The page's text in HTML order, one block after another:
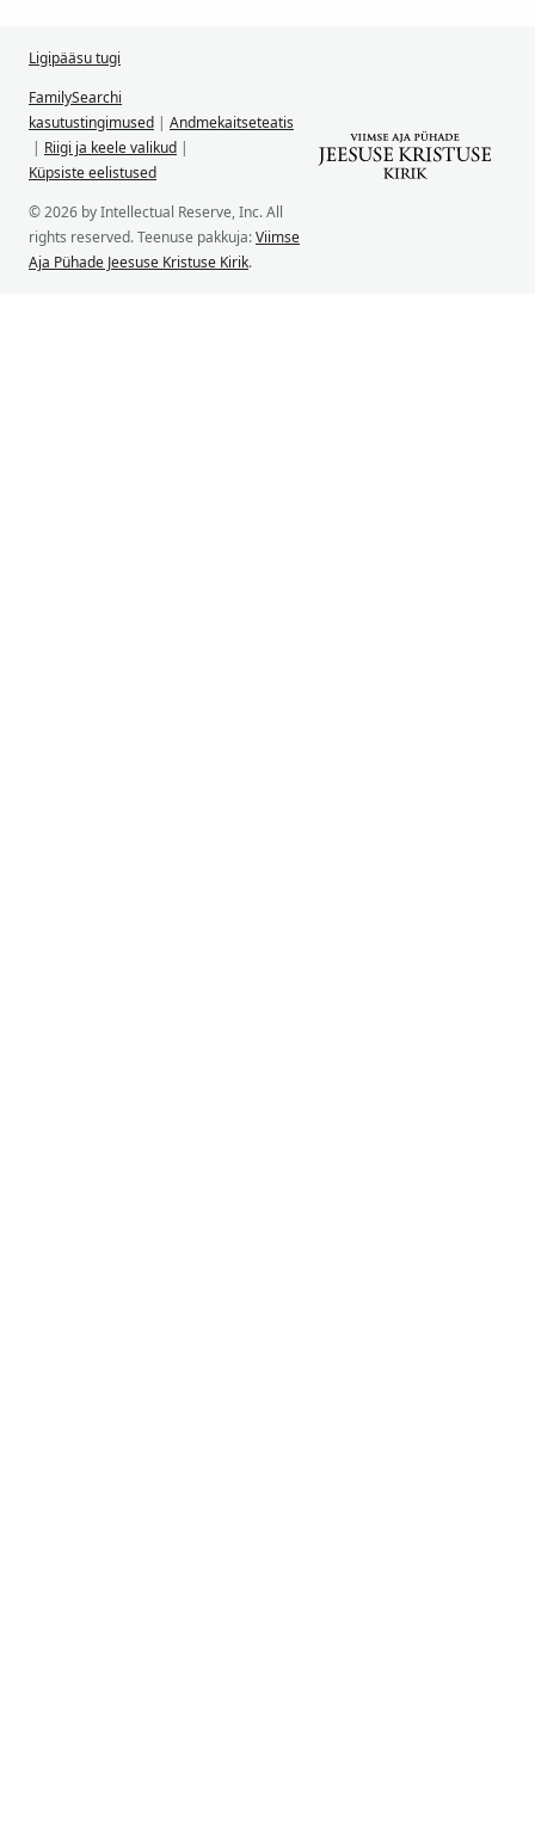
Ligipääsu tugi
FamilySearchi
kasutustingimused | Andmekaitseteatis
| Riigi ja keele valikud |
Küpsiste eelistused
© 2026 by Intellectual Reserve, Inc. All
rights reserved. Teenuse pakkuja:Viimse
Aja Pühade Jeesuse Kristuse Kirik.